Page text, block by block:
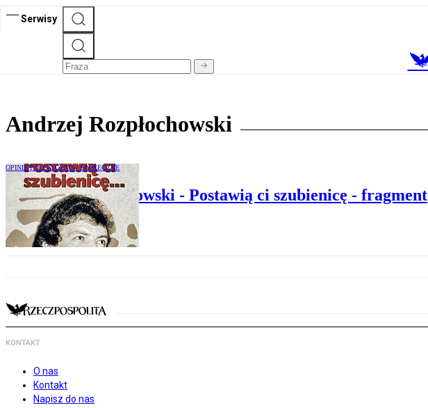
Serwisy
Andrzej Rozpłochowski
OPINIE POLITYCZNO - SPOŁECZNE
Andrzej Rozpłochowski - Postawią ci szubienicę - fragment
KONTAKT
O nas
Kontakt
Napisz do nas